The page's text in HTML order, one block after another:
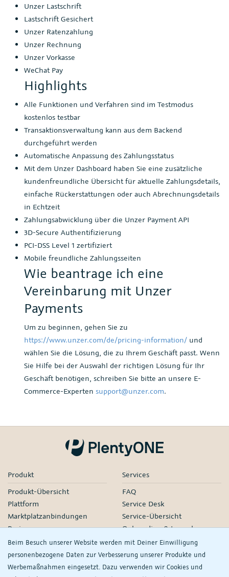
Beim Besuch unserer Website werden mit Deiner Einwilligung
personenbezogene Daten zur Verbesserung unserer Produkte und
Werbemaßnahmen eingesetzt. Dazu verwenden wir Cookies und
Unzer Lastschrift
Lastschrift Gesichert
Unzer Ratenzahlung
Unzer Rechnung
Unzer Vorkasse
WeChat Pay
Highlights
Alle Funktionen und Verfahren sind im Testmodus
kostenlos testbar
Transaktionsverwaltung kann aus dem Backend
durchgeführt werden
Automatische Anpassung des Zahlungsstatus
Mit dem Unzer Dashboard haben Sie eine zusätzliche
kundenfreundliche Übersicht für aktuelle Zahlungsdetails,
einfache Rückerstattungen oder auch Abrechnungsdetails
in Echtzeit
Zahlungsabwicklung über die Unzer Payment API
3D-Secure Authentifizierung
PCI-DSS Level 1 zertifiziert
Mobile freundliche Zahlungsseiten
Wie beantrage ich eine
Vereinbarung mit Unzer
Payments
Um zu beginnen, gehen Sie zu
https://www.unzer.com/de/pricing-information/ und
wählen Sie die Lösung, die zu Ihrem Geschäft passt. Wenn
Sie Hilfe bei der Auswahl der richtigen Lösung für Ihr
Geschäft benötigen, schreiben Sie bitte an unsere E-
Commerce-Experten support@unzer.com.
Produkt
Produkt-Übersicht
Plattform
Marktplatzanbindungen
Preise
Services
FAQ
Service Desk
Service-Übersicht
Onboarding & Launch
Services
Managed Services
Partner-Netzwerk